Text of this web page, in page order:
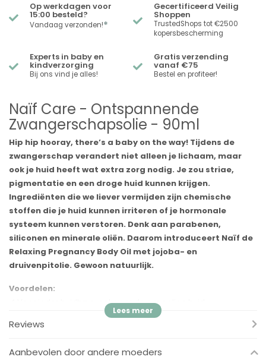
Op werkdagen voor
15:00 besteld?
Vandaag verzonden!*
Gecertificeerd Veilig
Shoppen
TrustedShops tot €2500
kopersbescherming
Experts in baby en
kindverzorging
Bij ons vind je alles!
Gratis verzending
vanaf €75
Bestel en profiteer!
Naïf Care - Ontspannende
Zwangerschapsolie - 90ml
Hip hip hooray, there’s a baby on the way! Tijdens de
zwangerschap verandert niet alleen je lichaam, maar
ook je huid heeft wat extra zorg nodig. Je zou striae,
pigmentatie en een droge huid kunnen krijgen.
Ingrediënten die we liever vermijden zijn chemische
stoffen die je huid kunnen irriteren of je hormonale
systeem kunnen verstoren. Denk aan parabenen,
siliconen en minerale oliën. Daarom introduceert Naïf de
Relaxing Pregnancy Body Oil met jojoba- en
druivenpitolie. Gewoon natuurlijk.
Voordelen:
Voor ieder huidtype, ook voor de gevoelige huid
In een duurzame verpakking van suikerriet
✓Ontwikkeld en geproduceerd in Nederland
✓Dermatologisch getest
Reviews
Aanbevolen door andere moeders